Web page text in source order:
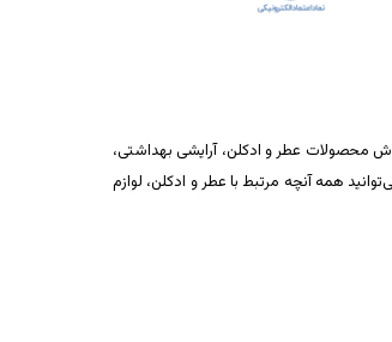
محصولات عطر و ادکلن، آرایشی بهداشتی،
همه آنچه مرتبط با عطر و ادکلن، لوازم